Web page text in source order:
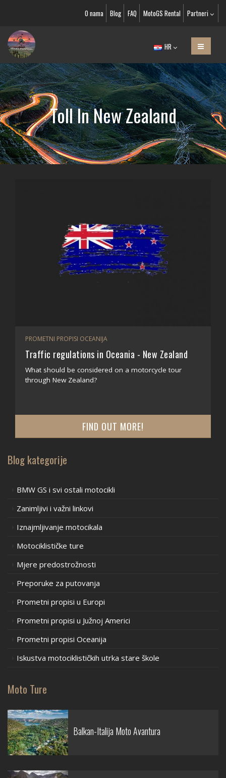
O nama Blog FAQ MotoGS Rental Partneri
HR
Toll In New Zealand
PROMETNI PROPISI OCEANIJA
Traffic regulations in Oceania - New Zealand
What should be considered on a motorcycle tour
through New Zealand?
FIND OUT MORE!
Blog kategorije
BMW GS i svi ostali motocikli
Zanimljivi i važni linkovi
Iznajmljivanje motocikala
Motociklističke ture
Mjere predostrožnosti
Preporuke za putovanja
Prometni propisi u Europi
Prometni propisi u Južnoj Americi
Prometni propisi Oceanija
Iskustva motociklističkih utrka stare škole
Moto Ture
Balkan-Italija Moto Avantura